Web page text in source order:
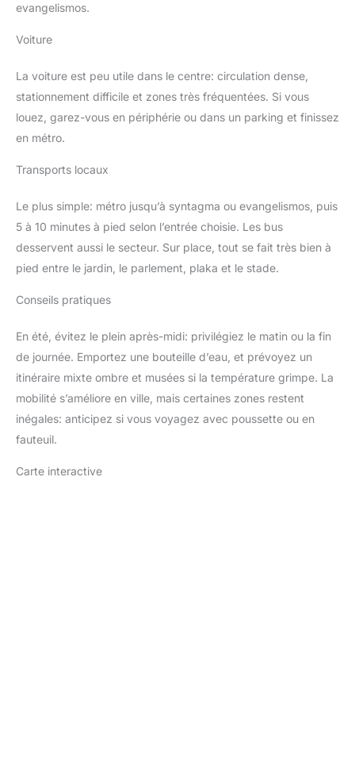
evangelismos.
Voiture
La voiture est peu utile dans le centre: circulation dense,
stationnement difficile et zones très fréquentées. Si vous
louez, garez-vous en périphérie ou dans un parking et finissez
en métro.
Transports locaux
Le plus simple: métro jusqu’à syntagma ou evangelismos, puis
5 à 10 minutes à pied selon l’entrée choisie. Les bus
desservent aussi le secteur. Sur place, tout se fait très bien à
pied entre le jardin, le parlement, plaka et le stade.
Conseils pratiques
En été, évitez le plein après-midi: privilégiez le matin ou la fin
de journée. Emportez une bouteille d’eau, et prévoyez un
itinéraire mixte ombre et musées si la température grimpe. La
mobilité s’améliore en ville, mais certaines zones restent
inégales: anticipez si vous voyagez avec poussette ou en
fauteuil.
Carte interactive